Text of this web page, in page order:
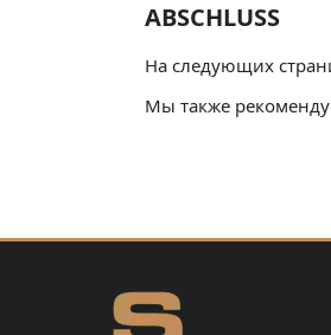
ABSCHLUSS
На следующих
Мы также